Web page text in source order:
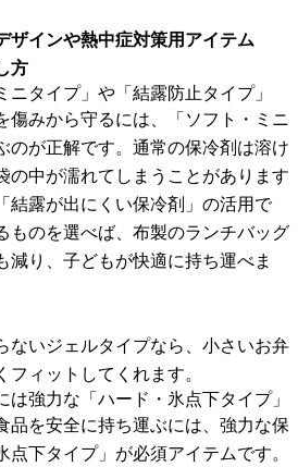
ザインや熱中症対策用アイテム
方
ニタイプ」や「結露防止タイプ」
傷みから守るには、「ソフト・ミニ
のが正解です。通常の保冷剤は溶け
の中が濡れてしまうことがあります
結露が出にくい保冷剤」の活用で
ものを選べば、布製のランチバッグ
減り、子どもが快適に持ち運べま
ないジェルタイプなら、小さいお弁
フィットしてくれます。
は強力な「ハード・氷点下タイプ」
品を安全に持ち運ぶには、強力な保
下タイプ」が必須アイテムです。